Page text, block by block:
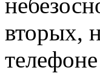
вторых,